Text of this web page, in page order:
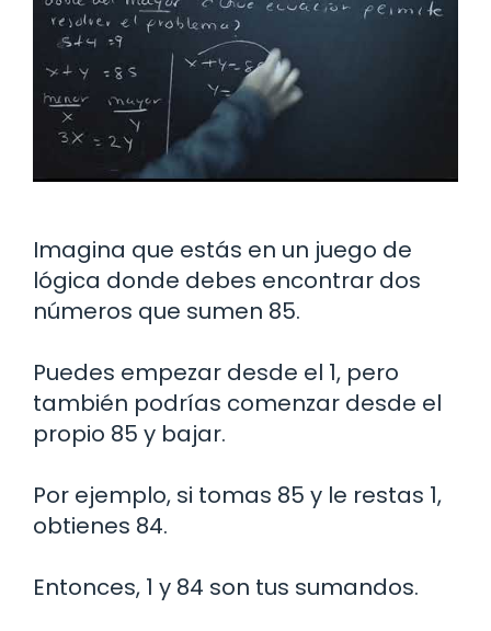
Imagina que estás en un juego de
lógica donde debes encontrar dos
números que sumen 85.
Puedes empezar desde el 1, pero
también podrías comenzar desde el
propio 85 y bajar.
Por ejemplo, si tomas 85 y le restas 1,
obtienes 84.
Entonces, 1 y 84 son tus sumandos.